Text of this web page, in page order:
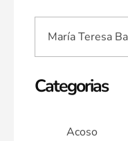
Categorias
Acoso